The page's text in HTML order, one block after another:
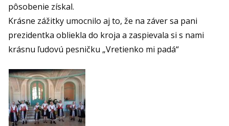
pôsobenie získal.
Krásne zážitky umocnilo aj to, že na záver sa pani
prezidentka obliekla do kroja a zaspievala si s nami
krásnu ľudovú pesničku „Vretienko mi padá“